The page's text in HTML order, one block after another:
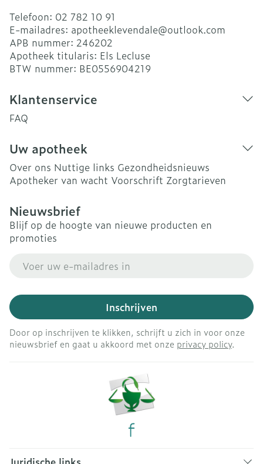
Telefoon: 02 782 10 91
E-mailadres: apotheeklevendale@outlook.com
APB nummer: 246202
Apotheek titularis: Els Lecluse
BTW nummer: BE0556904219
Klantenservice
FAQ
Uw apotheek
Over ons Nuttige links Gezondheidsnieuws
Apotheker van wacht Voorschrift Zorgtarieven
Nieuwsbrief
Blijf op de hoogte van nieuwe producten en
promoties
Inschrijven
Door op inschrijven te klikken, schrijft u zich in voor onze
nieuwsbrief en gaat u akkoord met onze privacy policy.